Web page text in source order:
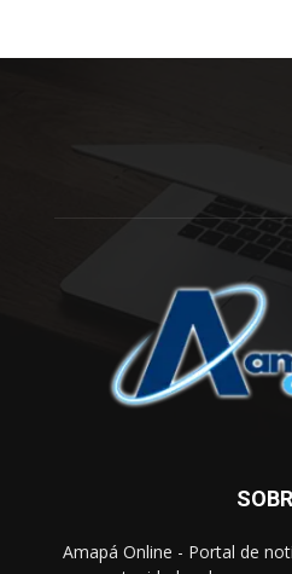
Amapá Online - Portal de